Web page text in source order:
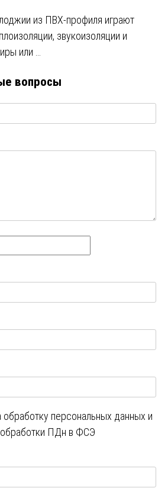
из ПВХ-профиля играют
звукоизоляции и
или …
вопросы
обработку персональных данных и
обработки ПДн в ФСЭ